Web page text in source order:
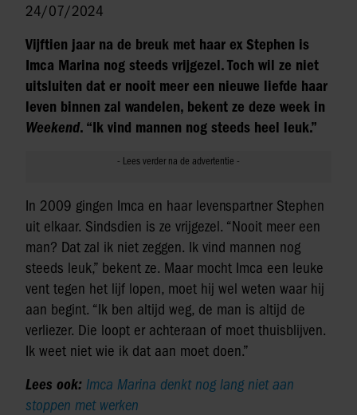
24/07/2024
Vijftien jaar na de breuk met haar ex Stephen is
Imca Marina nog steeds vrijgezel. Toch wil ze niet
uitsluiten dat er nooit meer een nieuwe liefde haar
leven binnen zal wandelen, bekent ze deze week in
Weekend. “Ik vind mannen nog steeds heel leuk.”
In 2009 gingen Imca en haar levenspartner Stephen
uit elkaar. Sindsdien is ze vrijgezel. “Nooit meer een
man? Dat zal ik niet zeggen. Ik vind mannen nog
steeds leuk,” bekent ze. Maar mocht Imca een leuke
vent tegen het lijf lopen, moet hij wel weten waar hij
aan begint. “Ik ben altijd weg, de man is altijd de
verliezer. Die loopt er achteraan of moet thuisblijven.
Ik weet niet wie ik dat aan moet doen.”
Lees ook: Imca Marina denkt nog lang niet aan
stoppen met werken